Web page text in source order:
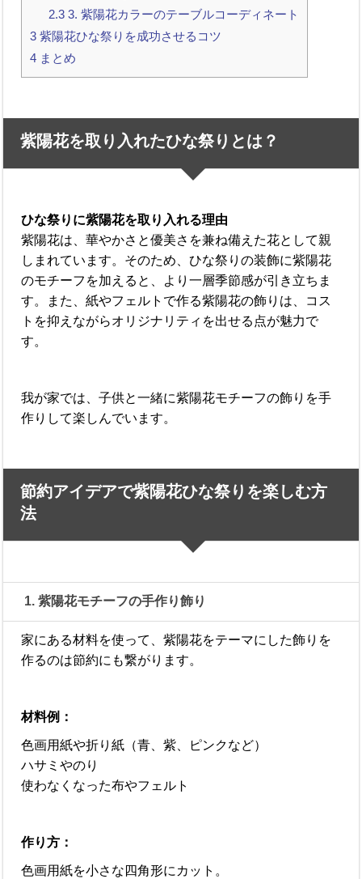
2.3 3. 紫陽花カラーのテーブルコーディネート
3 紫陽花ひな祭りを成功させるコツ
4 まとめ
紫陽花を取り入れたひな祭りとは？
ひな祭りに紫陽花を取り入れる理由
紫陽花は、華やかさと優美さを兼ね備えた花として親
しまれています。そのため、ひな祭りの装飾に紫陽花
のモチーフを加えると、より一層季節感が引き立ちま
す。また、紙やフェルトで作る紫陽花の飾りは、コス
トを抑えながらオリジナリティを出せる点が魅力で
す。
我が家では、子供と一緒に紫陽花モチーフの飾りを手
作りして楽しんでいます。
節約アイデアで紫陽花ひな祭りを楽しむ方
法
1. 紫陽花モチーフの手作り飾り
家にある材料を使って、紫陽花をテーマにした飾りを
作るのは節約にも繋がります。
材料例：
色画用紙や折り紙（青、紫、ピンクなど）
ハサミやのり
使わなくなった布やフェルト
作り方：
色画用紙を小さな四角形にカット。